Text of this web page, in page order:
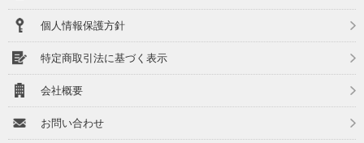
個人情報保護方針
特定商取引法に基づく表示
会社概要
お問い合わせ